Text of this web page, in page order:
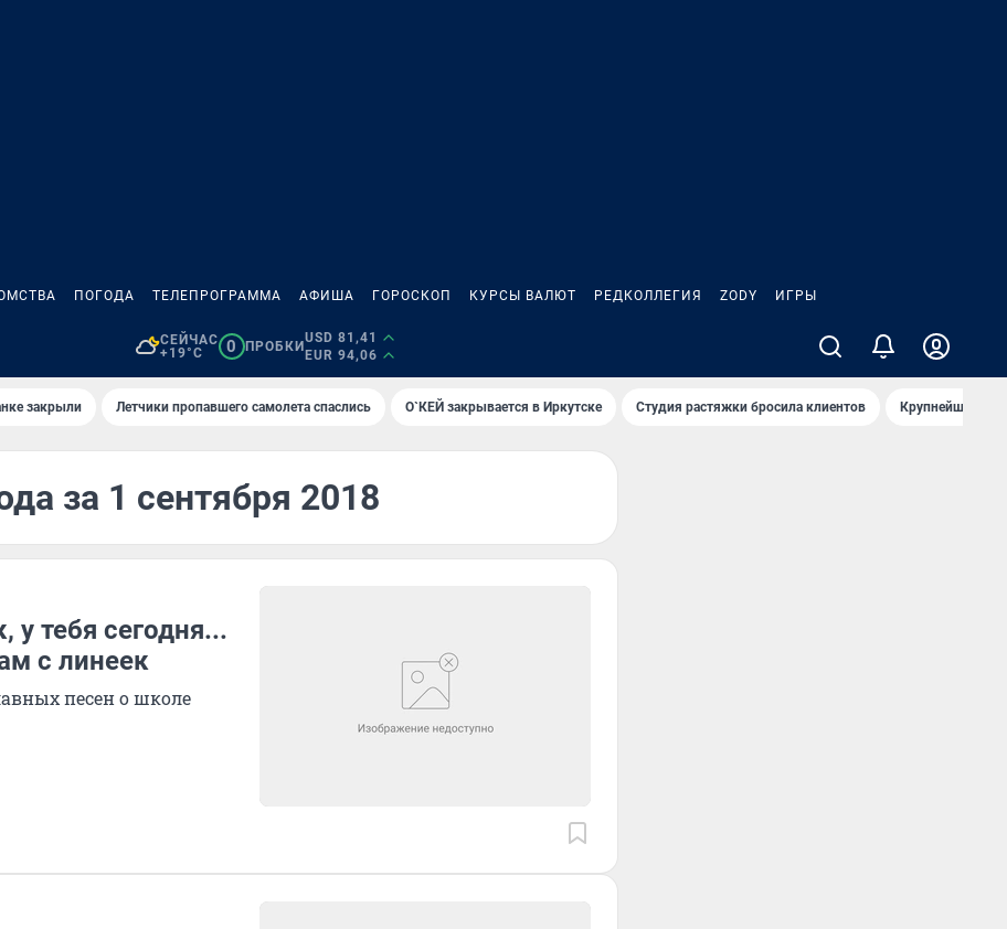
ПОГОДА ТЕЛЕПРОГРАММА АФИША ГОРОСКОП КУРСЫ ВАЛЮТ РЕДКОЛЛЕГИЯ ZODY ИГРЫ
СЕЙЧАС
+19°C
0 ПРОБКИ
USD 81,41
EUR 94,06
закрыли Летчики пропавшего самолета спаслись О`КЕЙ закрывается в Иркутске Студия растяжки бросила клиентов Крупнейшие
за 1 сентября 2018
у тебя сегодня...
с линеек
песен о школе